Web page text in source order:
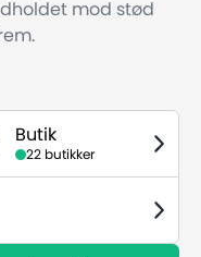
mod stød
Butik
22 butikker